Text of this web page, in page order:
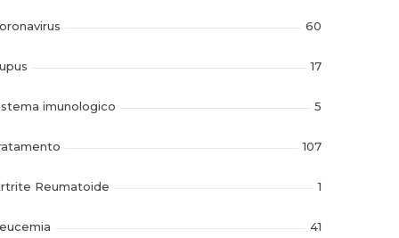
60
17
imunologico 5
107
Reumatoide 1
41